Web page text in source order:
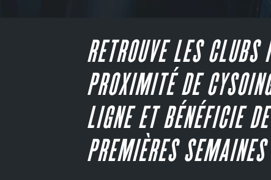
RETROUVE LES
PROXIMITÉ DE
LIGNE ET BÉNÉFICIE
PREMIÈRES